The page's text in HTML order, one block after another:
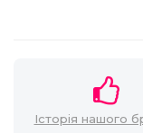
Історія нашого